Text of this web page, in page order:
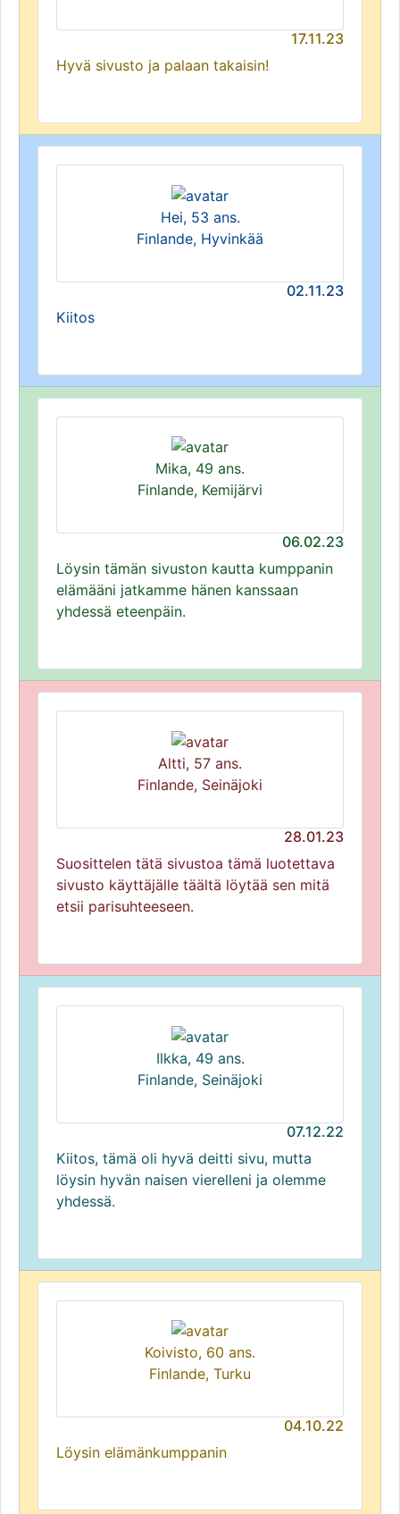
17.11.23
Hyvä sivusto ja palaan takaisin!
Hei, 53 ans.
Finlande, Hyvinkää
02.11.23
Kiitos
Mika, 49 ans.
Finlande, Kemijärvi
06.02.23
Löysin tämän sivuston kautta kumppanin
elämääni jatkamme hänen kanssaan
yhdessä eteenpäin.
Altti, 57 ans.
Finlande, Seinäjoki
28.01.23
Suosittelen tätä sivustoa tämä luotettava
sivusto käyttäjälle täältä löytää sen mitä
etsii parisuhteeseen.
Ilkka, 49 ans.
Finlande, Seinäjoki
07.12.22
Kiitos, tämä oli hyvä deitti sivu, mutta
löysin hyvän naisen vierelleni ja olemme
yhdessä.
Koivisto, 60 ans.
Finlande, Turku
04.10.22
Löysin elämänkumppanin